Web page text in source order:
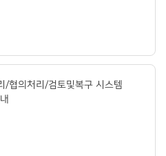
/협의처리/검토및복구 시스템